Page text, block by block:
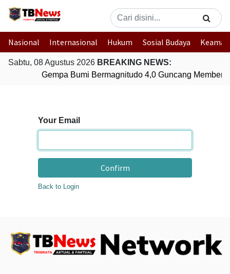
Nasional Internasional Hukum Sosial Budaya
Sabtu, 08 Agustus 2026 BREAKING NEWS:
Gempa Bumi Bermagnitudo 4,0 Guncang
Your Email
Confirm
Back to Login